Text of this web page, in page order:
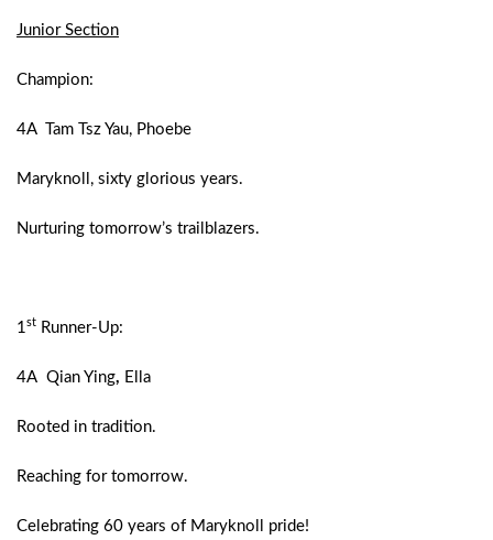
Junior Section
Champion:
4A Tam Tsz Yau, Phoebe
Maryknoll, sixty glorious years.
Nurturing tomorrow’s trailblazers.
1 st Runner-Up:
4A Qian Ying, Ella
Rooted in tradition.
Reaching for tomorrow.
Celebrating 60 years of Maryknoll pride!